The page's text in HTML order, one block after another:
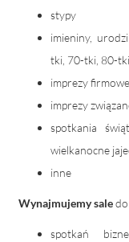
stypy
imieniny,
tki, 70-tki, 80-
imprezy firmowe
imprezy
spotkania
wielkanocne
inne
Wynajmujemy sale
spotkań